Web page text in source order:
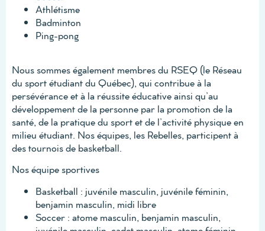
Athlétisme
Badminton
Ping-pong
Nous sommes également membres du RSEQ (le Réseau
du sport étudiant du Québec), qui contribue à la
persévérance et à la réussite éducative ainsi qu’au
développement de la personne par la promotion de la
santé, de la pratique du sport et de l’activité physique en
milieu étudiant. Nos équipes, les Rebelles, participent à
des tournois de basketball.
Nos équipe sportives
Basketball : juvénile masculin, juvénile féminin,
benjamin masculin, midi libre
Soccer : atome masculin, benjamin masculin,